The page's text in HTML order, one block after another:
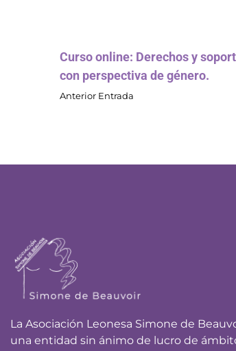
Curso online: Derechos y
con perspectiva de género.
Anterior Entrada
La Asociación Leonesa Simone de
una entidad sin ánimo de lucro de